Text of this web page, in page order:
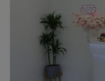
Samstag
Sonntag
Der Tommy Shelby
moderne Adresse